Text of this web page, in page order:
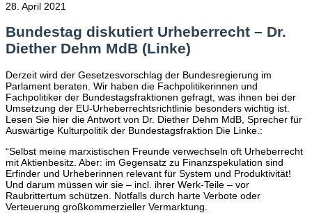
28. April 2021
Bundestag diskutiert Urheberrecht – Dr.
Diether Dehm MdB (Linke)
Derzeit wird der Gesetzesvorschlag der Bundesregierung im
Parlament beraten. Wir haben die Fachpolitikerinnen und
Fachpolitiker der Bundestagsfraktionen gefragt, was ihnen bei der
Umsetzung der EU-Urheberrechtsrichtlinie besonders wichtig ist.
Lesen Sie hier die Antwort von Dr. Diether Dehm MdB, Sprecher für
Auswärtige Kulturpolitik der Bundestagsfraktion Die Linke. :
“Selbst meine marxistischen Freunde verwechseln oft Urheberrecht
mit Aktienbesitz. Aber: im Gegensatz zu Finanzspekulation sind
Erfinder und Urheberinnen relevant für System und Produktivität!
Und darum müssen wir sie – incl. ihrer Werk-Teile – vor
Raubrittertum schützen. Notfalls durch harte Verbote oder
Verteuerung großkommerzieller Vermarktung.